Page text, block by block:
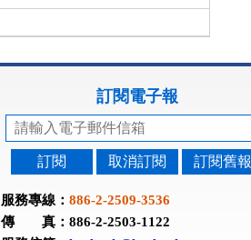
訂閱電子報
訂閱 取消訂閱 訂閱舊報
服務專線： 886-2-2509-3536
傳 真：886-2-2503-1122